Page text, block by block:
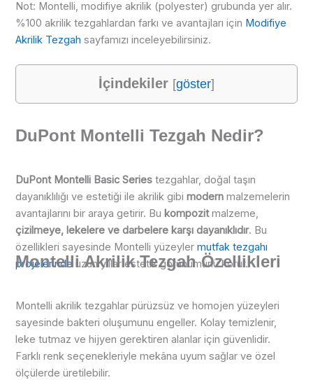
Not: Montelli, modifiye akrilik (polyester) grubunda yer alır.
%100 akrilik tezgahlardan farkı ve avantajları için Modifiye
Akrilik Tezgah sayfamızı inceleyebilirsiniz.
İçindekiler [göster]
DuPont Montelli Tezgah Nedir?
DuPont Montelli Basic Series tezgahlar, doğal taşın
dayanıklılığı ve estetiği ile akrilik gibimodernmalzemelerin
avantajlarını bir araya getirir. Bu kompozitmalzeme,
çizilmeye, lekelere ve darbelere karşı dayanıklıdır. Bu
özellikleri sayesinde Montelli yüzeylermutfak tezgahı
projelerinde uzun yıllar estetik görünümünü korur.
Montelli Akrilik Tezgah Özellikleri
Montelli akrilik tezgahlar pürüzsüz ve homojen yüzeyleri
sayesinde bakteri oluşumunu engeller. Kolay temizlenir,
leke tutmaz ve hijyen gerektiren alanlar için güvenlidir.
Farklı renk seçenekleriyle mekâna uyum sağlar ve özel
ölçülerde üretilebilir.